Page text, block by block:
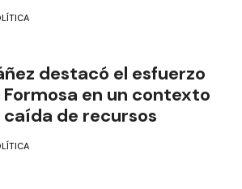
destacó el esfuerzo
Formosa en un contexto
caída de recursos